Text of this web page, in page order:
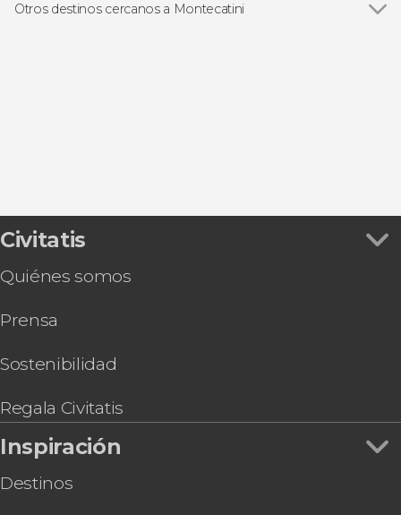
Otros destinos cercanos a Montecatini
Civitatis
Quiénes somos
Prensa
Sostenibilidad
Regala Civitatis
Inspiración
Destinos